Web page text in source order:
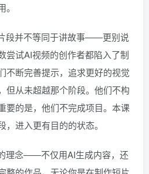
段并不等同于讲故事——更别说
尝试AI视频的创作者都陷入了制
不断完善提示，追求更好的视觉
但从未超越那个阶段。他们不构
要的是，他们不完成项目。本课
进入更有目的的状态。
理念——不仅用AI生成内容，还